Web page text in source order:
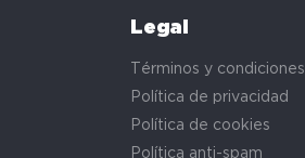
Legal
Términos y condiciones
Política de privacidad
Política de cookies
Política anti-spam